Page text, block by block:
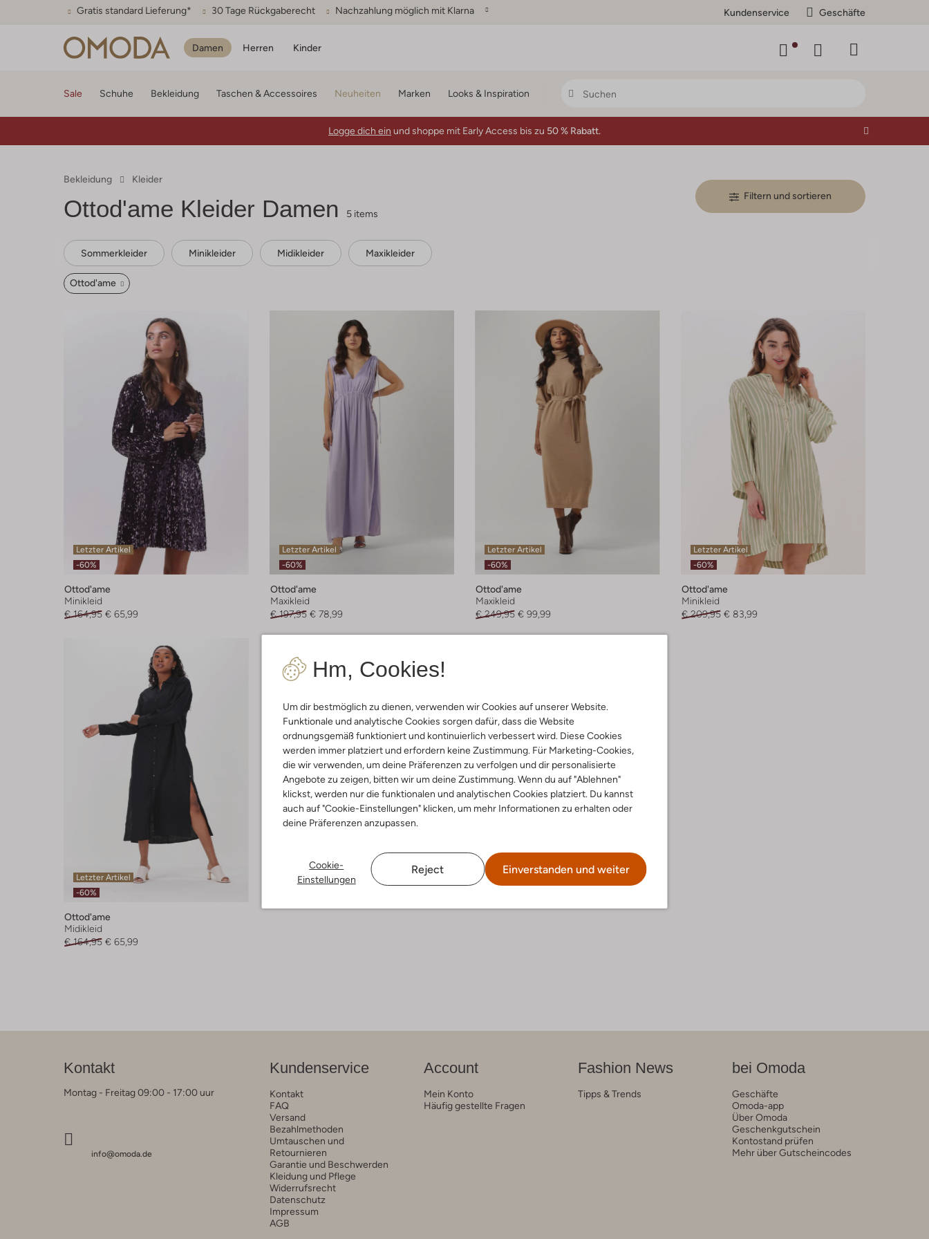
Gratis standard Lieferung* 30 Tage Rückgaberecht Nachzahlung möglich mit Klarna Kundenservice Geschäfte
Damen Herren Kinder
Hm, Cookies!
Um dir bestmöglich zu dienen, verwenden wir Cookies auf unserer Website.
Funktionale und analytische Cookies sorgen dafür, dass die Website
ordnungsgemäß funktioniert und kontinuierlich verbessert wird. Diese Cookies
werden immer platziert und erfordern keine Zustimmung. Für Marketing-Cookies,
die wir verwenden, um deine Präferenzen zu verfolgen und dir personalisierte
Angebote zu zeigen, bitten wir um deine Zustimmung. Wenn du auf "Ablehnen"
klickst, werden nur die funktionalen und analytischen Cookies platziert. Du kannst
auch auf "Cookie-Einstellungen" klicken, um mehr Informationen zu erhalten oder
deine Präferenzen anzupassen.
Cookie-
Einstellungen
Reject Einverstanden und weiter
Sale Schuhe Bekleidung Taschen & Accessoires Neuheiten Marken Looks & Inspiration
Logge dich ein und shoppe mit Early Access bis zu 50 % Rabatt.
Bekleidung Kleider
Ottod'ame Kleider Damen 5 items
Filtern und sortieren
Sommerkleider Minikleider Midikleider Maxikleider
Ottod'ame
Letzter Artikel
-60%
Ottod'ame
Minikleid
€ 164,95 € 65,99
Letzter Artikel
-60%
Ottod'ame
Maxikleid
€ 197,95 € 78,99
Letzter Artikel
-60%
Ottod'ame
Maxikleid
€ 249,95 € 99,99
Letzter Artikel
-60%
Ottod'ame
Minikleid
€ 209,95 € 83,99
Letzter Artikel
-60%
Ottod'ame
Midikleid
€ 164,95 € 65,99
Kontakt
Montag - Freitag 09:00 - 17:00 uur
info@omoda.de
Kundenservice
Kontakt
FAQ
Versand
Bezahlmethoden
Umtauschen und
Retournieren
Garantie und Beschwerden
Kleidung und Pflege
Widerrufsrecht
Datenschutz
Impressum
AGB
Account
Mein Konto
Häufig gestellte Fragen
Fashion News
Tipps & Trends
bei Omoda
Geschäfte
Omoda-app
Über Omoda
Geschenkgutschein
Kontostand prüfen
Mehr über Gutscheincodes